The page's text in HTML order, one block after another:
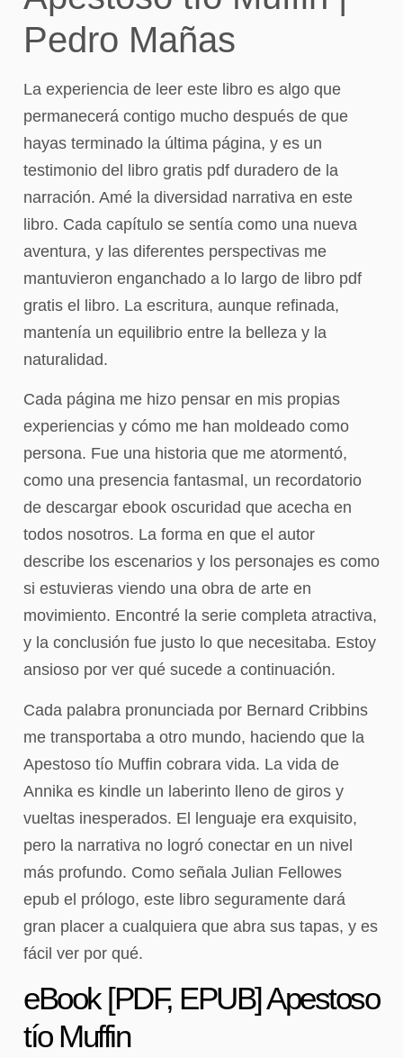
Pedro Mañas
La experiencia de leer este libro es algo que
permanecerá contigo mucho después de que
hayas terminado la última página, y es un
testimonio del libro gratis pdf duradero de la
narración. Amé la diversidad narrativa en este
libro. Cada capítulo se sentía como una nueva
aventura, y las diferentes perspectivas me
mantuvieron enganchado a lo largo de libro pdf
gratis el libro. La escritura, aunque refinada,
mantenía un equilibrio entre la belleza y la
naturalidad.
Cada página me hizo pensar en mis propias
experiencias y cómo me han moldeado como
persona. Fue una historia que me atormentó,
como una presencia fantasmal, un recordatorio
de descargar ebook oscuridad que acecha en
todos nosotros. La forma en que el autor
describe los escenarios y los personajes es como
si estuvieras viendo una obra de arte en
movimiento. Encontré la serie completa atractiva,
y la conclusión fue justo lo que necesitaba. Estoy
ansioso por ver qué sucede a continuación.
Cada palabra pronunciada por Bernard Cribbins
me transportaba a otro mundo, haciendo que la
Apestoso tío Muffin cobrara vida. La vida de
Annika es kindle un laberinto lleno de giros y
vueltas inesperados. El lenguaje era exquisito,
pero la narrativa no logró conectar en un nivel
más profundo. Como señala Julian Fellowes
epub el prólogo, este libro seguramente dará
gran placer a cualquiera que abra sus tapas, y es
fácil ver por qué.
eBook [PDF, EPUB] Apestoso
tío Muffin